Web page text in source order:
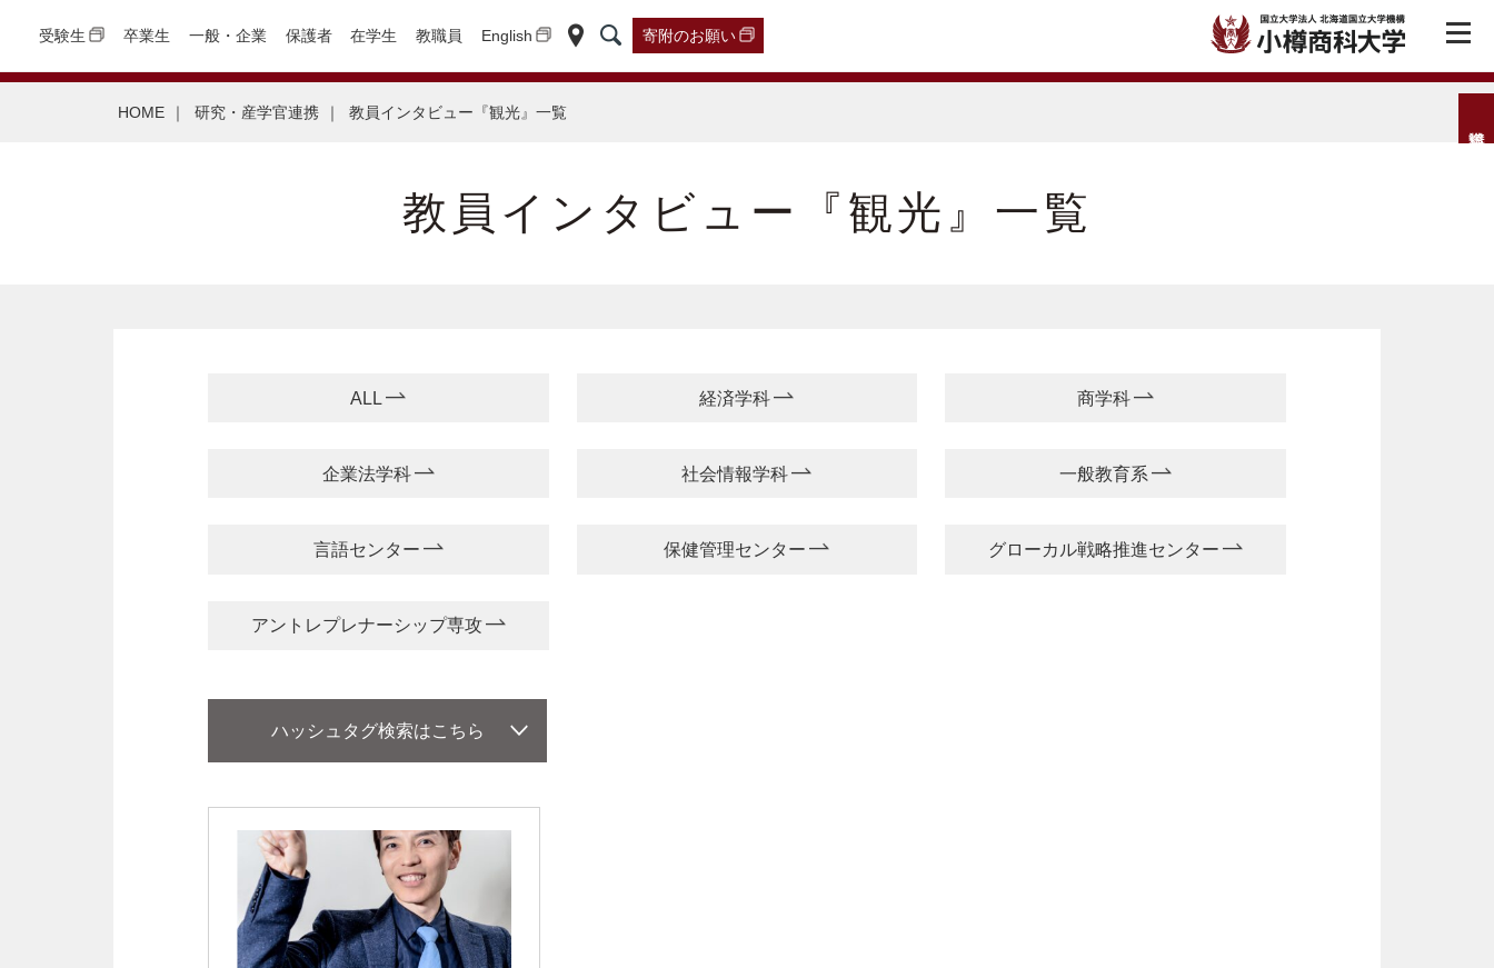
受験生 卒業生 一般・企業 保護者 在学生 教職員 English 寄附のお願い
HOME ｜ 研究・産学官連携 ｜ 教員インタビュー『観光』一覧
教員インタビュー『観光』一覧
ALL 経済学科 商学科
企業法学科 社会情報学科 一般教育系
言語センター 保健管理センター グローカル戦略推進センター
アントレプレナーシップ専攻